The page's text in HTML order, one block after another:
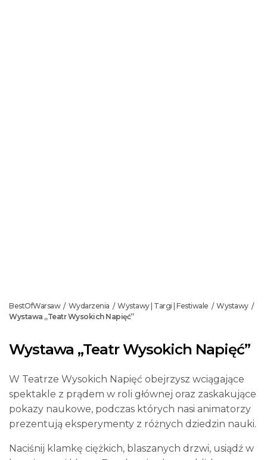
BestOfWarsaw / Wydarzenia / Wystawy | Targi | Festiwale / Wystawy /
Wystawa „Teatr Wysokich Napięć”
Wystawa „Teatr Wysokich Napięć”
W Teatrze Wysokich Napięć obejrzysz wciągające
spektakle z prądem w roli głównej oraz zaskakujące
pokazy naukowe, podczas których nasi animatorzy
prezentują eksperymenty z różnych dziedzin nauki.
Naciśnij klamkę ciężkich, blaszanych drzwi, usiądź w